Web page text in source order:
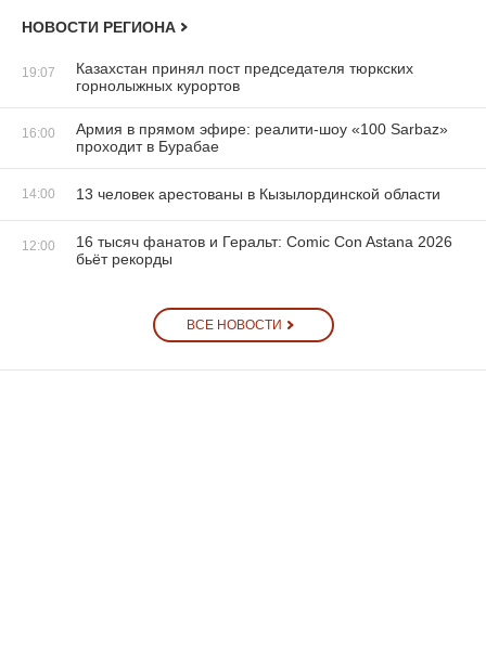
НОВОСТИ РЕГИОНА
19:07
Казахстан принял пост председателя тюркских
горнолыжных курортов
16:00
Армия в прямом эфире: реалити-шоу «100 Sarbaz»
проходит в Бурабае
14:00 13 человек арестованы в Кызылординской области
12:00
16 тысяч фанатов и Геральт: Comic Con Astana 2026
бьёт рекорды
ВСЕ НОВОСТИ